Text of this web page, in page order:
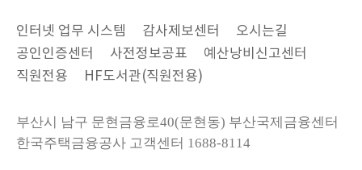
인터넷 업무 시스템 감사제보센터
오시는길
공인인증센터
사전정보공표
예산낭비신고센터
직원전용
HF도서관(직원전용)
부산시 남구 문현금융로40(문현동) 부산국제금융센터
한국주택금융공사 고객센터 1688-8114